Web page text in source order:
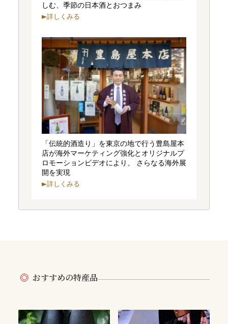
しむ、季節の日本酒とおつまみ
詳しくみる
「伝統的酒造り」を東京の地で行う豊島屋本
店が海外マーケティング強化とオリジナルプ
ロモーションビデオにより、 さらなる海外展
開を実現
詳しくみる
おすすめの特産品